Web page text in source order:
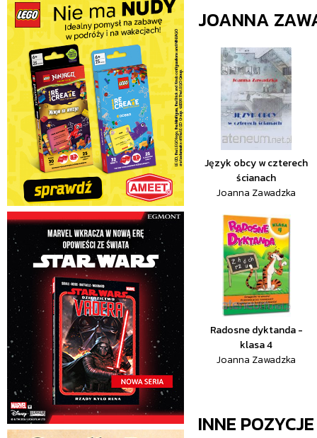
JOANNA
Język obcy w czterech
ścianach
Joanna Zawadzka
Radosne dyktanda -
klasa 4
Joanna Zawadzka
INNE